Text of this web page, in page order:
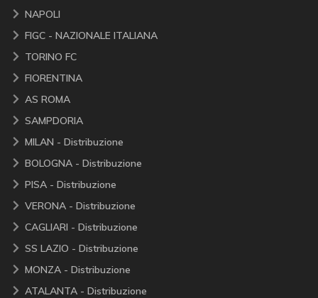
NAPOLI
FIGC - NAZIONALE ITALIANA
TORINO FC
FIORENTINA
AS ROMA
SAMPDORIA
MILAN - Distribuzione
BOLOGNA - Distribuzione
PISA - Distribuzione
VERONA - Distribuzione
CAGLIARI - Distribuzione
SS LAZIO - Distribuzione
MONZA - Distribuzione
ATALANTA - Distribuzione